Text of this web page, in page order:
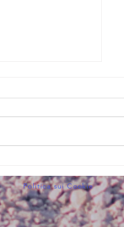
Politica sui Cookie